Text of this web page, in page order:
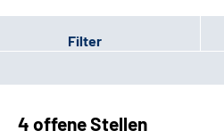
Filter
4 offene Stellen